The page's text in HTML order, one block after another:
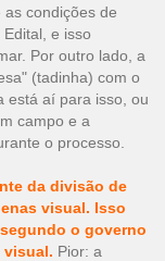
condições de
e isso
Por outro lado, a
(tadinha) com o
está aí para isso, ou
campo e a
o processo.
da divisão de
visual. Isso
o governo
visual. Pior: a